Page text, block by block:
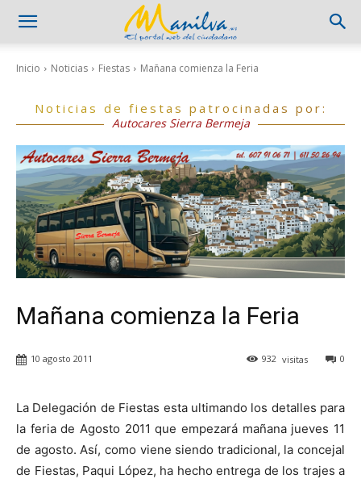
Inicio Noticias Fiestas Mañana comienza la Feria
Noticias de fiestas patrocinadas por:
Autocares Sierra Bermeja
Mañana comienza la Feria
10 agosto 2011 0
932 visitas
La Delegación de Fiestas esta ultimando los detalles para
la feria de Agosto 2011 que empezará mañana jueves 11
de agosto. Así, como viene siendo tradicional, la concejal
de Fiestas, Paqui López, ha hecho entrega de los trajes a